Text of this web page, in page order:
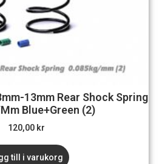
13mm Rear Shock Spring
Blue+Green (2)
120,00 kr
till i varukorg